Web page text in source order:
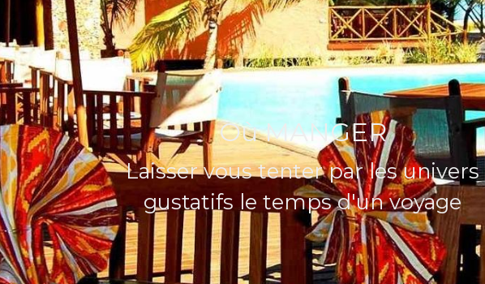
Où MANGER
Laisser vous tenter par les univers
gustatifs le temps d'un voyage